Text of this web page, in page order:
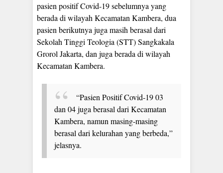
pasien positif Covid-19 sebelumnya yang
berada di wilayah Kecamatan Kambera, dua
pasien berikutnya juga masih berasal dari
Sekolah Tinggi Teologia (STT) Sangkakala
Grorol Jakarta, dan juga berada di wilayah
Kecamatan Kambera.
“Pasien Positif Covid-19 03
dan 04 juga berasal dari Kecamatan
Kambera, namun masing-masing
berasal dari kelurahan yang berbeda,”
jelasnya.